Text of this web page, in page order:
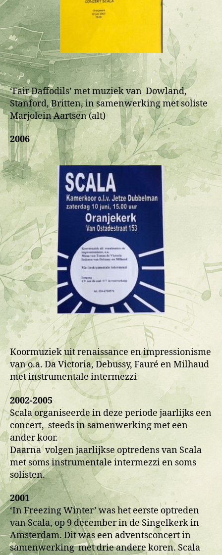
‘Fair Daffodils’ met muziek van Dowland,
Stanford, Britten, in samenwerking met soliste
Marjolein Aartsen (alt)
2006
Koormuziek uit renaissance en impressionisme
van o.a. Da Victoria, Debussy, Fauré en Milhaud
met instrumentale intermezzi
2002-2005
Scala organiseerde in deze periode jaarlijks een
concert, steeds in samenwerking met een
ander koor.
Daarna volgen jaarlijkse optredens van Scala
met soms instrumentale intermezzi en soms
solisten.
2001
‘In Freezing Winter’ was het eerste optreden
van Scala, op 9 december in de Singelkerk in
Amsterdam. Dit was een adventsconcert in
samenwerking met drie andere koren. Scala